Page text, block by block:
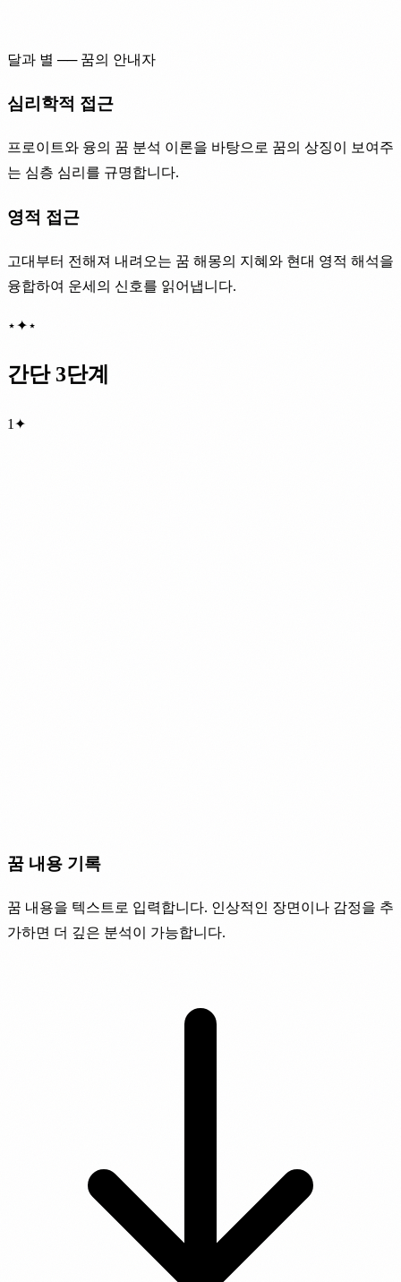
달과 별 ── 꿈의 안내자
심리학적 접근
프로이트와 융의 꿈 분석 이론을 바탕으로 꿈의 상징이 보여주
는 심층 심리를 규명합니다.
영적 접근
고대부터 전해져 내려오는 꿈 해몽의 지혜와 현대 영적 해석을
융합하여 운세의 신호를 읽어냅니다.
⋆✦⋆
간단 3단계
1 ✦
꿈 내용 기록
꿈 내용을 텍스트로 입력합니다. 인상적인 장면이나 감정을 추
가하면 더 깊은 분석이 가능합니다.